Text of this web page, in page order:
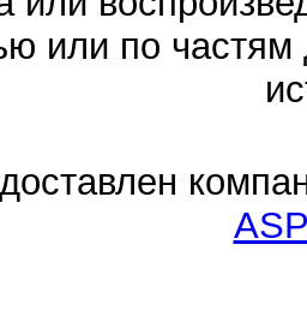
или по частям